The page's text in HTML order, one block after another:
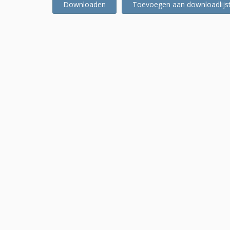
Downloaden Toevoegen aan